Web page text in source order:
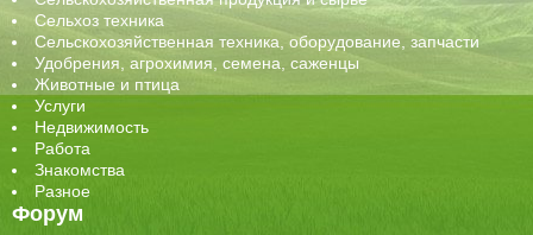
Сельхоз техника
Сельскохозяйственная техника, оборудование, запчасти
Удобрения, агрохимия, семена, саженцы
Животные и птица
Услуги
Недвижимость
Работа
Знакомства
Разное
Форум